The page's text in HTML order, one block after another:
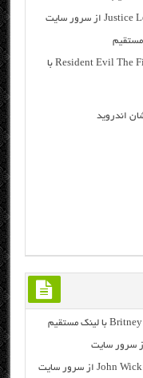
دانلود رایگان فیلم خارجی Resident Evil The Final Chapter 2017 با